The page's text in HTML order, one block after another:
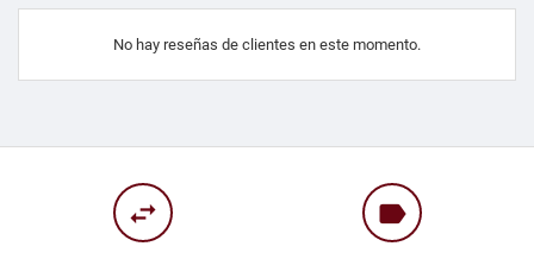
No hay reseñas de clientes en este momento.
swap_horiz label